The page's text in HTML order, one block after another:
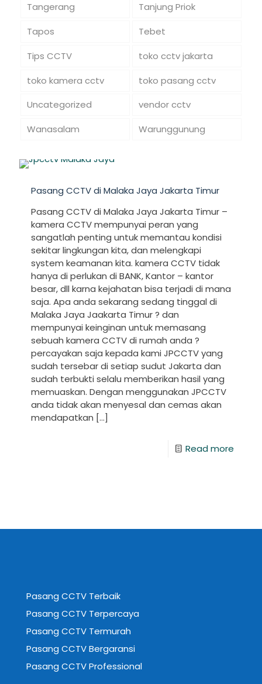
Tangerang
Tanjung Priok
Tapos
Tebet
Tips CCTV
toko cctv jakarta
toko kamera cctv
toko pasang cctv
Uncategorized
vendor cctv
Wanasalam
Warunggunung
Pasang CCTV di Malaka Jaya Jakarta Timur
Pasang CCTV di Malaka Jaya Jakarta Timur –
kamera CCTV mempunyai peran yang
sangatlah penting untuk memantau kondisi
sekitar lingkungan kita, dan melengkapi
system keamanan kita. kamera CCTV tidak
hanya di perlukan di BANK, Kantor – kantor
besar, dll karna kejahatan bisa terjadi di mana
saja. Apa anda sekarang sedang tinggal di
Malaka Jaya Jaakarta Timur ? dan
mempunyai keinginan untuk memasang
sebuah kamera CCTV di rumah anda ?
percayakan saja kepada kami JPCCTV yang
sudah tersebar di setiap sudut Jakarta dan
sudah terbukti selalu memberikan hasil yang
memuaskan. Dengan menggunakan JPCCTV
anda tidak akan menyesal dan cemas akan
mendapatkan […]
Read more
Pasang CCTV Terbaik
Pasang CCTV Terpercaya
Pasang CCTV Termurah
Pasang CCTV Bergaransi
Pasang CCTV Professional